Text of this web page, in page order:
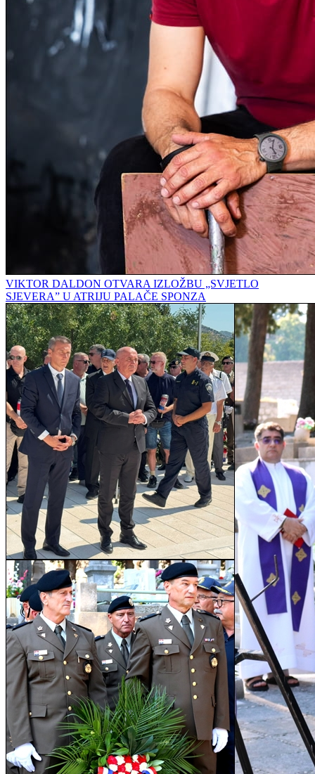
VIKTOR DALDON OTVARA IZLOŽBU „SVJETLO
SJEVERA” U ATRIJU PALAČE SPONZA